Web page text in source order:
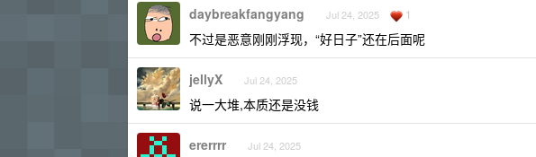
daybreakfangyang Jul 24, 2025 1
不过是恶意刚刚浮现，“好日子”还在后面呢
jellyX Jul 24, 2025
说一大堆,本质还是没钱
ererrrr Jul 24, 2025